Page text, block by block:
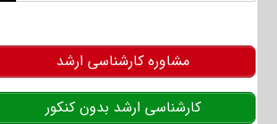
مشاوره کارشناسی ارشد
کارشناسی ارشد بدون کنکور